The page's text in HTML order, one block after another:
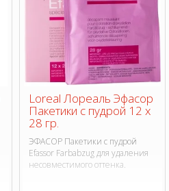
Loreal Лореаль Эфасор
Пакетики с пудрой 12 х
28 гр.
ЭФАСОР Пакетики с пудрой
Efassor Farbabzug для удаления
несовместимого оттенка.